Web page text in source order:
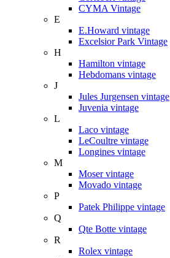
CYMA Vintage
E
E.Howard vintage
Excelsior Park Vintage
H
Hamilton vintage
Hebdomans vintage
J
Jules Jurgensen vintage
Juvenia vintage
L
Laco vintage
LeCoultre vintage
Longines vintage
M
Moser vintage
Movado vintage
P
Patek Philippe vintage
Q
Qte Botte vintage
R
Rolex vintage